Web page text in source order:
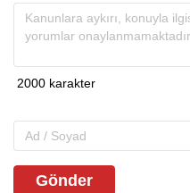
Gönder